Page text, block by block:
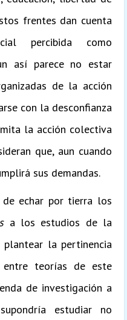
frentes dan cuenta
percibida como
así parece no estar
de la acción
con la desconfianza
la acción colectiva
que, aun cuando
sus demandas.
echar por tierra los
a los estudios de la
plantear la pertinencia
entre teorías de este
de investigación a
estudiar no